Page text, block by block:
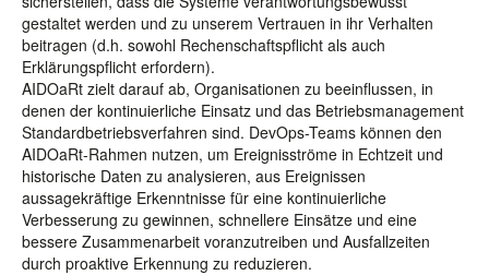
gestaltet werden und zu unserem Vertrauen in ihr Verhalten
beitragen (d.h. sowohl Rechenschaftspflicht als auch
Erklärungspflicht erfordern).
AIDOaRt zielt darauf ab, Organisationen zu beeinflussen, in
denen der kontinuierliche Einsatz und das Betriebsmanagement
Standardbetriebsverfahren sind. DevOps-Teams können den
AIDOaRt-Rahmen nutzen, um Ereignisströme in Echtzeit und
historische Daten zu analysieren, aus Ereignissen
aussagekräftige Erkenntnisse für eine kontinuierliche
Verbesserung zu gewinnen, schnellere Einsätze und eine
bessere Zusammenarbeit voranzutreiben und Ausfallzeiten
durch proaktive Erkennung zu reduzieren.